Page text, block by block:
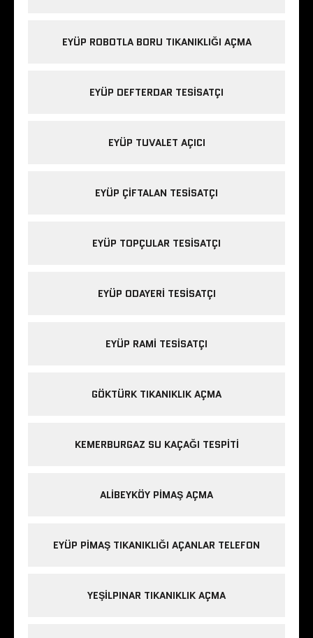
EYÜP ROBOTLA BORU TIKANIKLIĞI AÇMA
EYÜP DEFTERDAR TESISATÇI
EYÜP TUVALET AÇICI
EYÜP ÇIFTALAN TESISATÇI
EYÜP TOPÇULAR TESISATÇI
EYÜP ODAYERI TESISATÇI
EYÜP RAMI TESISATÇI
GÖKTÜRK TIKANIKLIK AÇMA
KEMERBURGAZ SU KAÇAĞI TESPITI
ALIBEYKÖY PIMAŞ AÇMA
EYÜP PIMAŞ TIKANIKLIĞI AÇANLAR TELEFON
YEŞILPINAR TIKANIKLIK AÇMA